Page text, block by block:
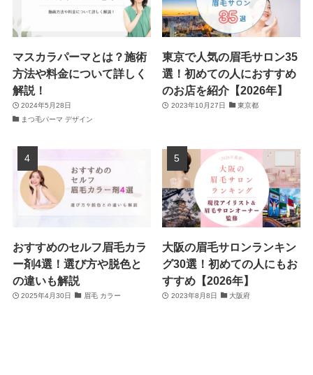
マスカラパーマとは？施術
方法や料金について詳しく
解説！
2024年5月28日
まつ毛パーマ デザイン
東京で人気の眉毛サロン35
選！初めての人におすすめ
のお店を紹介【2026年】
2023年10月27日 東京都
おすすめのセルフ眉毛カラ
ー剤4選！選び方や脱色と
の違いも解説
2025年4月30日 眉毛 カラー
大阪の眉毛サロンランキン
グ30選！初めての人にもお
すすめ【2026年】
2023年8月8日 大阪府